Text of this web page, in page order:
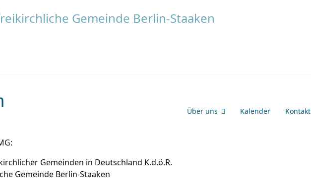
Über uns Kalender Kontakt
Gemeinden in Deutschland K.d.ö.R.
Gemeinde Berlin-Staaken